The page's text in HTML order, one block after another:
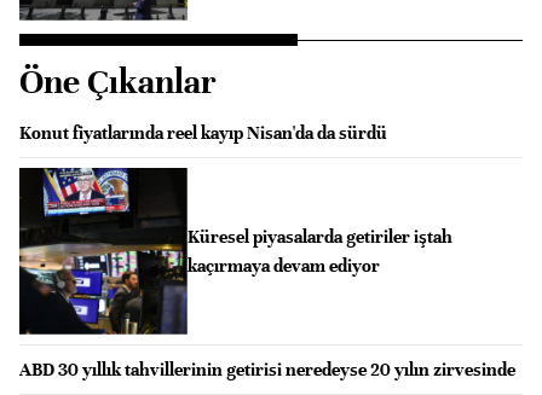
Öne Çıkanlar
Konut fiyatlarında reel kayıp Nisan'da da sürdü
Küresel piyasalarda getiriler iştah
kaçırmaya devam ediyor
ABD 30 yıllık tahvillerinin getirisi neredeyse 20 yılın zirvesinde